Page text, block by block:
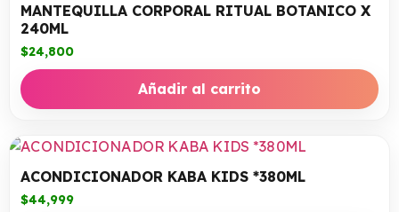
MANTEQUILLA CORPORAL RITUAL BOTANICO X
240ML
$24,800
Añadir al carrito
ACONDICIONADOR KABA KIDS *380ML
$44,999